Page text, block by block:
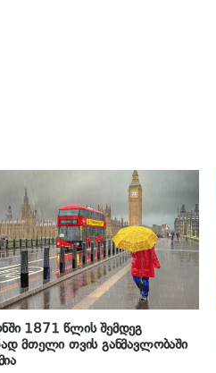
1871 წლის შემდეგ
მთელი თვის განმავლობაში